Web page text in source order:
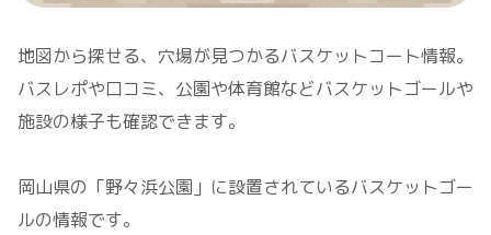
地図から探せる、穴場が見つかるバスケットコート情報。
バスレポや口コミ、公園や体育館などバスケットゴールや
施設の様子も確認できます。
岡山県の「野々浜公園」に設置されているバスケットゴー
ルの情報です。